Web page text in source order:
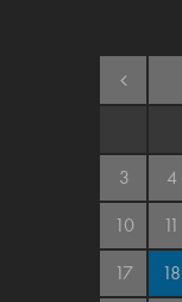
3
4
10
11
17
18